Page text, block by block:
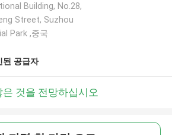
Building, No.28,
Street, Suzhou
Park ,중국
된 공급자
은 것을 전망하십시오